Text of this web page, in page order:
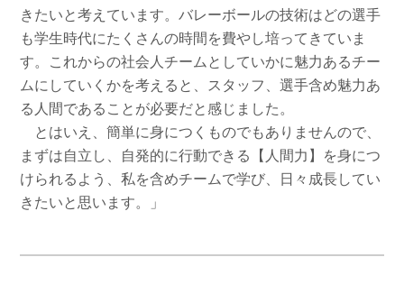
きたいと考えています。バレーボールの技術はどの選手
も学生時代にたくさんの時間を費やし培ってきていま
す。これからの社会人チームとしていかに魅力あるチー
ムにしていくかを考えると、スタッフ、選手含め魅力あ
る人間であることが必要だと感じました。
とはいえ、簡単に身につくものでもありませんので、
まずは自立し、自発的に行動できる【人間力】を身につ
けられるよう、私を含めチームで学び、日々成長してい
きたいと思います。」